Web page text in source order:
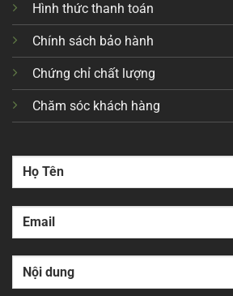
Hình thức thanh toán
Chính sách bảo hành
Chứng chỉ chất lượng
Chăm sóc khách hàng